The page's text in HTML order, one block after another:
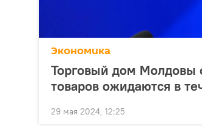
Экономика
Торговый дом Молдовы
товаров ожидаются в
29 мая 2024, 12:25